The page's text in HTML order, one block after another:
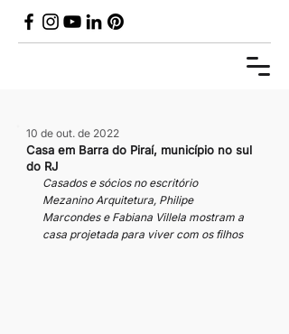
Casa em Barra do Piraí, município no sul
do RJ
10 de out. de 2022
Casados e sócios no escritório
Mezanino Arquitetura, Philipe
Marcondes e Fabiana Villela mostram a
casa projetada para viver com os filhos